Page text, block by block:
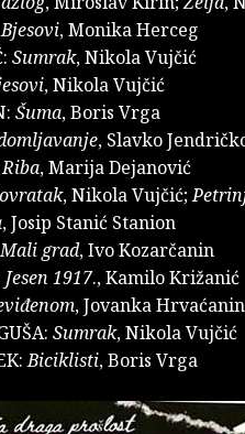
Bjesovi, Monika Herceg
Sumrak, Nikola Vujčić
, Nikola Vujčić
Šuma, Boris Vrga
, Slavko
Riba, Marija Dejanović
, Nikola Vujčić;
, Josip Stanić Stanion
Mali grad, Ivo Kozarčanin
Jesen 1917., Kamilo Križanić
, Jovanka Hrvaćanin
Sumrak, Nikola Vujčić
Biciklisti, Boris Vrga